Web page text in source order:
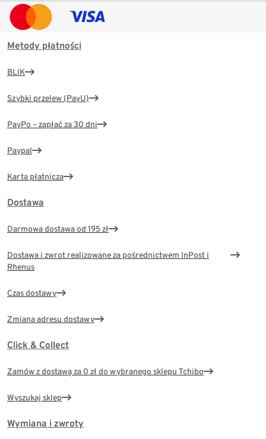
Metody płatności
BLIK
Szybki przelew (PayU)
PayPo – zapłać za 30 dni
Paypal
Karta płatnicza
Dostawa
Darmowa dostawa od 195 zł
Dostawa i zwrot realizowane za pośrednictwem InPost i
Rhenus
Czas dostawy
Zmiana adresu dostawy
Click & Collect
Zamów z dostawą za 0 zł do wybranego sklepu Tchibo
Wyszukaj sklep
Wymiana i zwroty